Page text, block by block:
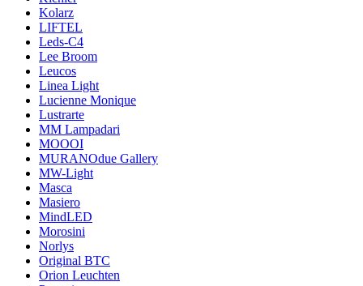
Kolarz
LIFTEL
Leds-C4
Lee Broom
Leucos
Linea Light
Lucienne Monique
Lustrarte
MM Lampadari
MOOOI
MURANOdue Gallery
MW-Light
Masca
Masiero
MindLED
Morosini
Norlys
Original BTC
Orion Leuchten